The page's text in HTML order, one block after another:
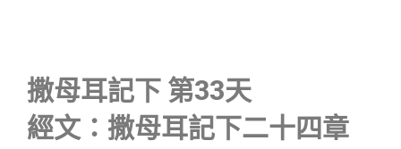
撒母耳記下 第33天
經文：撒母耳記下二十四章